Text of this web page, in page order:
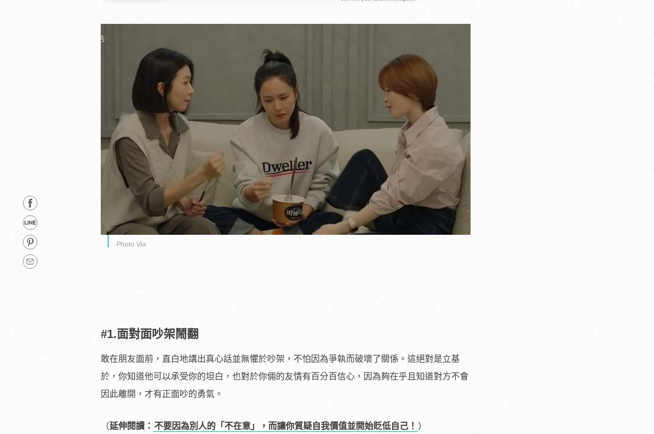
Photo Via
#1.面對面吵架鬧翻
敢在朋友面前，直白地講出真心話並無懼於吵架，不怕因為爭執而破壞了關係。這絕對是立基
於，你知道他可以承受你的坦白，也對於你倆的友情有百分百信心，因為夠在乎且知道對方不會
因此離開，才有正面吵的勇氣。
（延伸閱讀： 不要因為別人的「不在意」，而讓你質疑自我價值並開始貶低自己！ ）